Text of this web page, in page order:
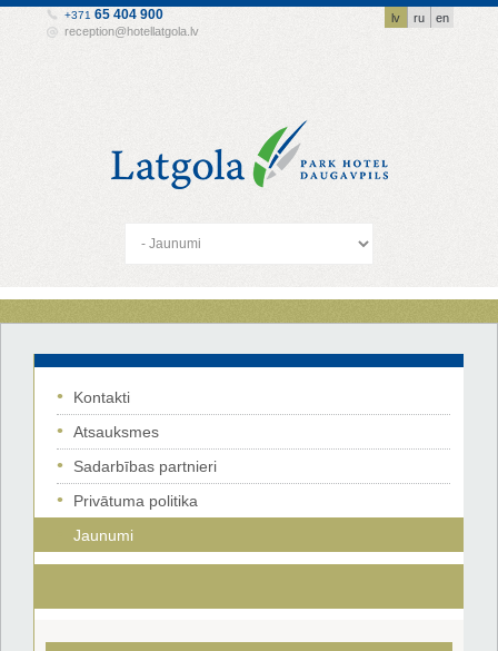
lv ru en
+371 65 404 900
reception@hotellatgola.lv
Kontakti
Atsauksmes
Sadarbības partnieri
Privātuma politika
Jaunumi